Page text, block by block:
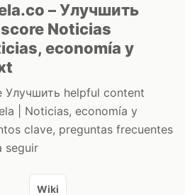
– Улучшить
Noticias
economía y
Улучшить helpful content
| Noticias, economía y
clave, preguntas frecuentes
seguir
Wiki